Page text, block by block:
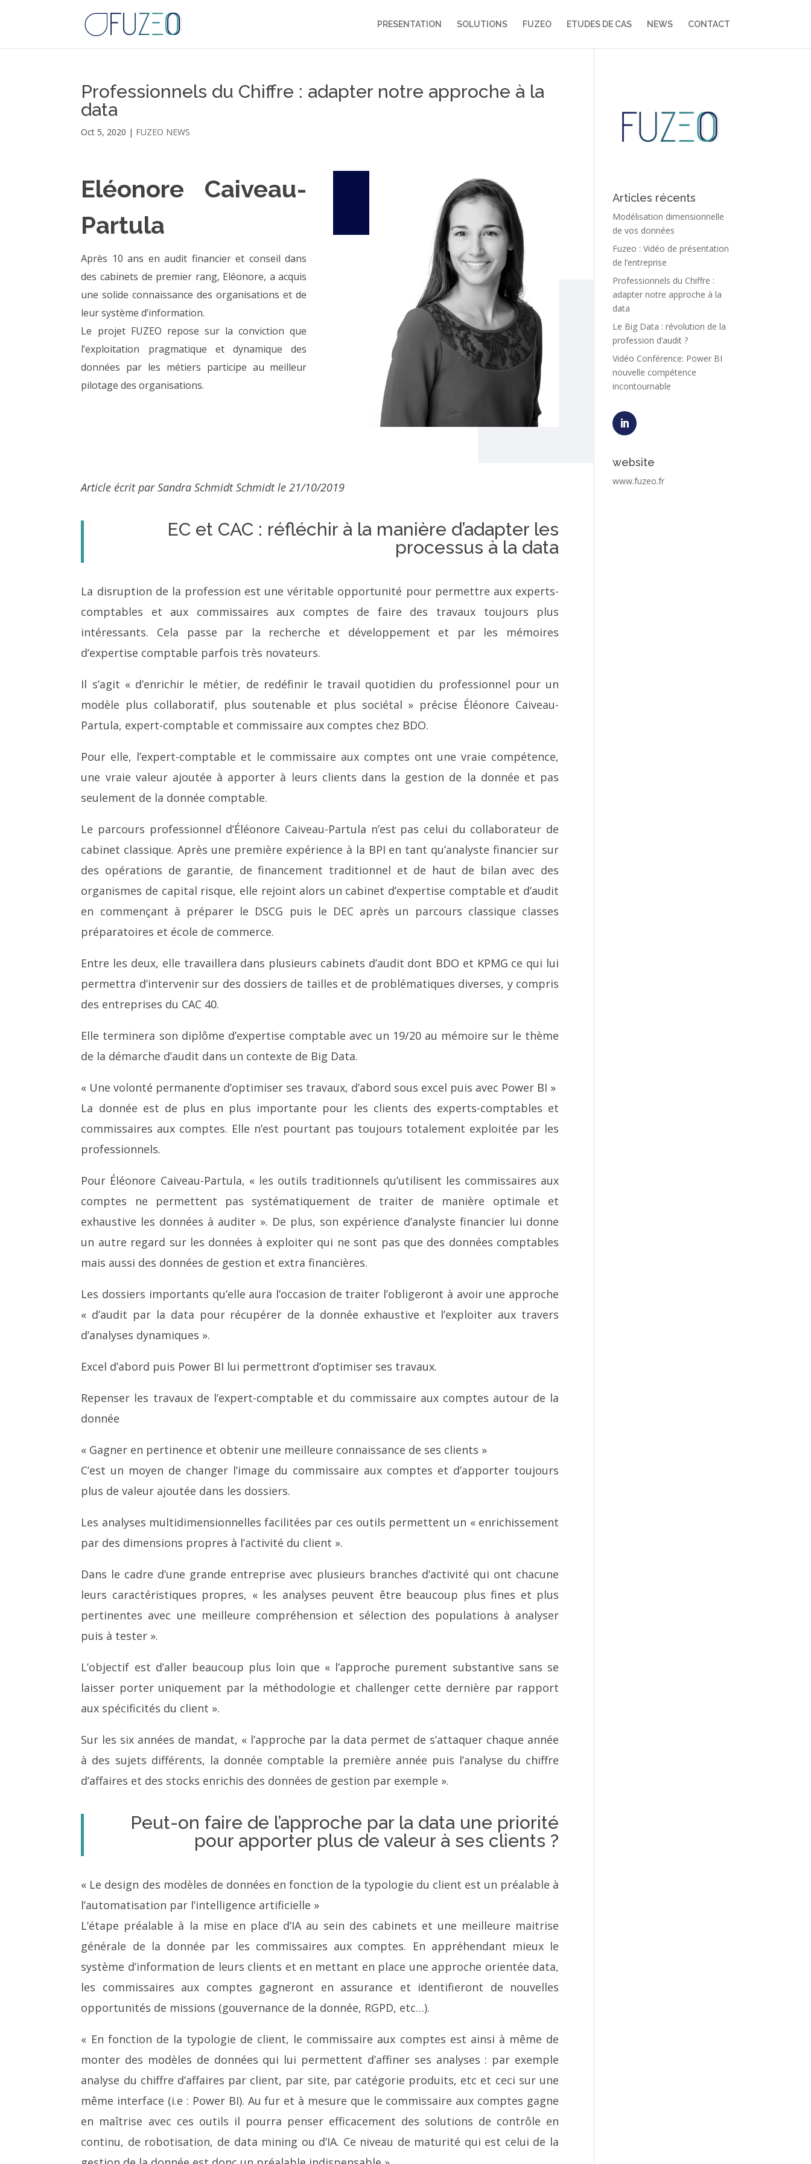
PRESENTATION SOLUTIONS FUZEO ETUDES DE CAS NEWS CONTACT
Professionnels du Chiffre : adapter notre approche à la
data
Oct 5, 2020 | FUZEO NEWS
Eléonore Caiveau-
Partula
Après 10 ans en audit financier et conseil dans
des cabinets de premier rang, Eléonore, a acquis
une solide connaissance des organisations et de
leur système d’information.
Le projet FUZEO repose sur la conviction que
l’exploitation pragmatique et dynamique des
données par les métiers participe au meilleur
pilotage des organisations.
Article écrit par Sandra Schmidt Schmidt le 21/10/2019
EC et CAC : réfléchir à la manière d’adapter les
processus à la data
La disruption de la profession est une véritable opportunité pour permettre aux experts-
comptables et aux commissaires aux comptes de faire des travaux toujours plus
intéressants. Cela passe par la recherche et développement et par les mémoires
d’expertise comptable parfois très novateurs.
Il s’agit « d’enrichir le métier, de redéfinir le travail quotidien du professionnel pour un
modèle plus collaboratif, plus soutenable et plus sociétal » précise Éléonore Caiveau-
Partula, expert-comptable et commissaire aux comptes chez BDO.
Pour elle, l’expert-comptable et le commissaire aux comptes ont une vraie compétence,
une vraie valeur ajoutée à apporter à leurs clients dans la gestion de la donnée et pas
seulement de la donnée comptable.
Le parcours professionnel d’Éléonore Caiveau-Partula n’est pas celui du collaborateur de
cabinet classique. Après une première expérience à la BPI en tant qu’analyste financier sur
des opérations de garantie, de financement traditionnel et de haut de bilan avec des
organismes de capital risque, elle rejoint alors un cabinet d’expertise comptable et d’audit
en commençant à préparer le DSCG puis le DEC après un parcours classique classes
préparatoires et école de commerce.
Entre les deux, elle travaillera dans plusieurs cabinets d’audit dont BDO et KPMG ce qui lui
permettra d’intervenir sur des dossiers de tailles et de problématiques diverses, y compris
des entreprises du CAC 40.
Elle terminera son diplôme d’expertise comptable avec un 19/20 au mémoire sur le thème
de la démarche d’audit dans un contexte de Big Data.
« Une volonté permanente d’optimiser ses travaux, d’abord sous excel puis avec Power BI »
La donnée est de plus en plus importante pour les clients des experts-comptables et
commissaires aux comptes. Elle n’est pourtant pas toujours totalement exploitée par les
professionnels.
Pour Éléonore Caiveau-Partula, « les outils traditionnels qu’utilisent les commissaires aux
comptes ne permettent pas systématiquement de traiter de manière optimale et
exhaustive les données à auditer ». De plus, son expérience d’analyste financier lui donne
un autre regard sur les données à exploiter qui ne sont pas que des données comptables
mais aussi des données de gestion et extra financières.
Les dossiers importants qu’elle aura l’occasion de traiter l’obligeront à avoir une approche
« d’audit par la data pour récupérer de la donnée exhaustive et l’exploiter aux travers
d’analyses dynamiques ».
Excel d’abord puis Power BI lui permettront d’optimiser ses travaux.
Repenser les travaux de l’expert-comptable et du commissaire aux comptes autour de la
donnée
« Gagner en pertinence et obtenir une meilleure connaissance de ses clients »
C’est un moyen de changer l’image du commissaire aux comptes et d’apporter toujours
plus de valeur ajoutée dans les dossiers.
Les analyses multidimensionnelles facilitées par ces outils permettent un « enrichissement
par des dimensions propres à l’activité du client ».
Dans le cadre d’une grande entreprise avec plusieurs branches d’activité qui ont chacune
leurs caractéristiques propres, « les analyses peuvent être beaucoup plus fines et plus
pertinentes avec une meilleure compréhension et sélection des populations à analyser
puis à tester ».
L’objectif est d’aller beaucoup plus loin que « l’approche purement substantive sans se
laisser porter uniquement par la méthodologie et challenger cette dernière par rapport
aux spécificités du client ».
Sur les six années de mandat, « l’approche par la data permet de s’attaquer chaque année
à des sujets différents, la donnée comptable la première année puis l’analyse du chiffre
d’affaires et des stocks enrichis des données de gestion par exemple ».
Peut-on faire de l’approche par la data une priorité
pour apporter plus de valeur à ses clients ?
« Le design des modèles de données en fonction de la typologie du client est un préalable à
l’automatisation par l’intelligence artificielle »
L’étape préalable à la mise en place d’IA au sein des cabinets et une meilleure maitrise
générale de la donnée par les commissaires aux comptes. En appréhendant mieux le
système d’information de leurs clients et en mettant en place une approche orientée data,
les commissaires aux comptes gagneront en assurance et identifieront de nouvelles
opportunités de missions (gouvernance de la donnée, RGPD, etc…).
« En fonction de la typologie de client, le commissaire aux comptes est ainsi à même de
monter des modèles de données qui lui permettent d’affiner ses analyses : par exemple
analyse du chiffre d’affaires par client, par site, par catégorie produits, etc et ceci sur une
même interface (i.e : Power BI). Au fur et à mesure que le commissaire aux comptes gagne
en maîtrise avec ces outils il pourra penser efficacement des solutions de contrôle en
continu, de robotisation, de data mining ou d’IA. Ce niveau de maturité qui est celui de la
Articles récents
Modélisation dimensionnelle
de vos données
Fuzeo : Vidéo de présentation
de l’entreprise
Professionnels du Chiffre :
adapter notre approche à la
data
Le Big Data : révolution de la
profession d’audit ?
Vidéo Conférence: Power BI
nouvelle compétence
incontournable
website
www.fuzeo.fr